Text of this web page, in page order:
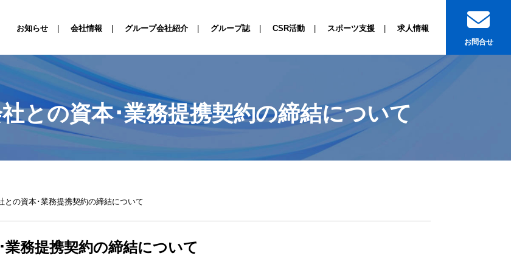
お問合せ
お知らせ 会社情報 グループ会社紹介 グループ誌 CSR活動 スポーツ支援 求人情報
との資本･業務提携契約の締結について
との資本･業務提携契約の締結について
務提携契約の締結について